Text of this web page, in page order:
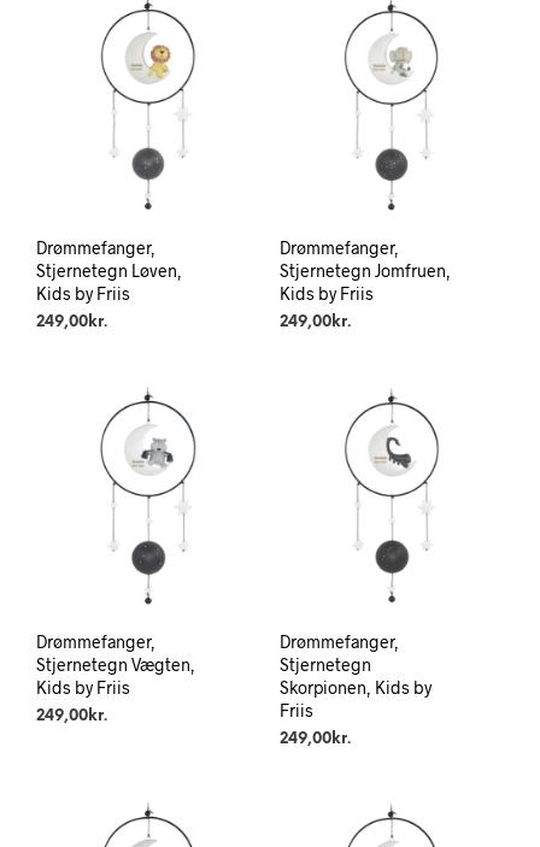
Drømmefanger,
Stjernetegn Løven,
Kids by Friis
249,00 kr.
Drømmefanger,
Stjernetegn Jomfruen,
Kids by Friis
249,00kr.
Drømmefanger,
Stjernetegn Vægten,
Kids by Friis
249,00 kr.
Drømmefanger,
Stjernetegn
Skorpionen, Kids by
Friis
249,00kr.